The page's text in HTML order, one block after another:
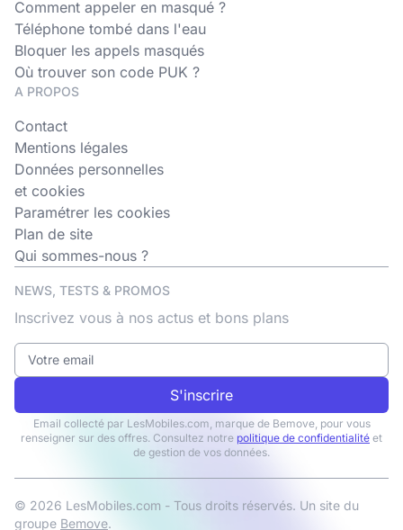
Comment appeler en masqué ?
Téléphone tombé dans l'eau
Bloquer les appels masqués
Où trouver son code PUK ?
A PROPOS
Contact
Mentions légales
Données personnelles
et cookies
Paramétrer les cookies
Plan de site
Qui sommes-nous ?
NEWS, TESTS & PROMOS
Inscrivez vous à nos actus et bons plans
S'inscrire
Email collecté par LesMobiles.com, marque de Bemove, pour vous
renseigner sur des offres. Consultez notre politique de confidentialité et
de gestion de vos données.
© 2026 LesMobiles.com - Tous droits réservés. Un site du
groupe Bemove.